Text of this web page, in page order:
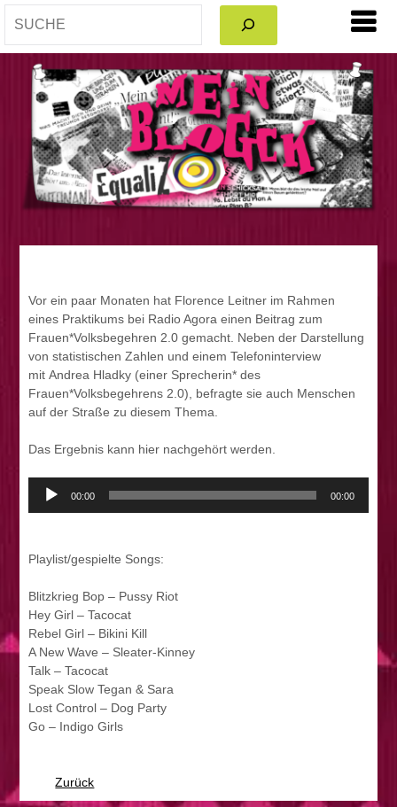
Vor ein paar Monaten hat Florence Leitner im Rahmen
eines Praktikums bei Radio Agora einen Beitrag zum
Frauen*Volksbegehren 2.0 gemacht. Neben der Darstellung
von statistischen Zahlen und einem Telefoninterview
mit Andrea Hladky (einer Sprecherin* des
Frauen*Volksbegehrens 2.0), befragte sie auch Menschen
auf der Straße zu diesem Thema.
Das Ergebnis kann hier nachgehört werden.
Audio
Player
00:00 00:00
Playlist/gespielte Songs:
Blitzkrieg Bop – Pussy Riot
Hey Girl – Tacocat
Rebel Girl – Bikini Kill
A New Wave – Sleater-Kinney
Talk – Tacocat
Speak Slow Tegan & Sara
Lost Control – Dog Party
Go – Indigo Girls
Zurück